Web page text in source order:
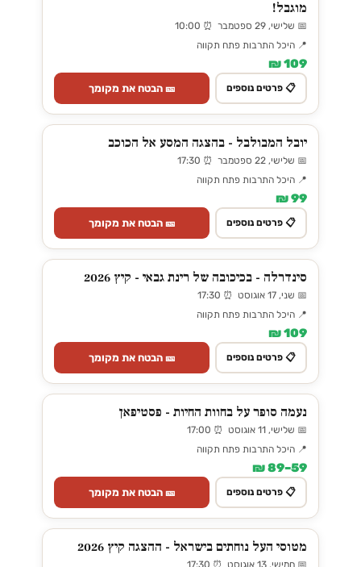
מוגבל!
📅 שלישי, 29 ספטמבר ⏰ 10:00
📍 היכל התרבות פתח תקווה
109 ₪
📋 פרטים נוספים 🎫 הבטח את מקומך
יובל המבולבל - בהצגה המסע אל הכוכב
📅 שלישי, 22 ספטמבר ⏰ 17:30
📍 היכל התרבות פתח תקווה
99 ₪
📋 פרטים נוספים 🎫 הבטח את מקומך
סינדרלה - בכיכובה של רינת גבאי - קיץ 2026
📅 שני, 17 אוגוסט ⏰ 17:30
📍 היכל התרבות פתח תקווה
109 ₪
📋 פרטים נוספים 🎫 הבטח את מקומך
נעמה סופר על בחוות החיות - פסטיפאן
📅 שלישי, 11 אוגוסט ⏰ 17:00
📍 היכל התרבות פתח תקווה
59–89 ₪
📋 פרטים נוספים 🎫 הבטח את מקומך
מטוסי העל נוחתים בישראל - ההצגה קיץ 2026
📅 חמישי, 13 אוגוסט ⏰ 17:30